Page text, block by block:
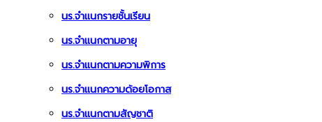
นร.จำแนกรายชั้นเรียน
นร.จำแนกตามอายุ
นร.จำแนกตามความพิการ
นร.จำแนกความด้อยโอกาส
นร.จำแนกตามสัญชาติ